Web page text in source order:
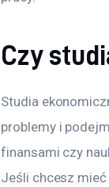
Czy
Studia
problemy i
finansami czy
Jeśli chcesz mieć